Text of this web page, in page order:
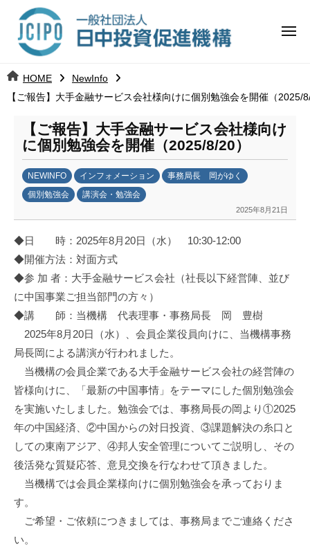
ツ 日
中
投
資
促
進
機
構
j
c
メ
HOME
NewInfo
【ご報告】大手金融サービス会社様向けに個別勉強会を開催（2025/
【ご報告】大手金融サービス会社様向け
に個別勉強会を開催（2025/8/20）
NEWINFO インフォメーション
事務局長 岡がゆく
個別勉強会
講演会・勉強会
2025年8月21日
日
中
投
資
促
進
構
(
j
c
i
p
o
)
◆日 時：2025年8月20日（水） 10:30-12:00
◆開催方法：対面方式
◆参 加 者：大手金融サービス会社（社長以下経営陣、並び
に中国事業ご担当部門の方々）
◆講 師：当機構 代表理事・事務局長 岡 豊樹
2025年8月20日（水）、会員企業役員向けに、当機構事務
局長岡による講演が行われました。
当機構の会員企業である大手金融サービス会社の経営陣の
皆様向けに、「最新の中国事情」をテーマにした個別勉強会
を実施いたしました。勉強会では、事務局長の岡より①2025
年の中国経済、②中国からの対日投資、③課題解決の糸口と
しての東南アジア、④邦人安全管理についてご説明し、その
後活発な質疑応答、意見交換を行なわせて頂きました。
当機構では会員企業様向けに個別勉強会を承っておりま
す。
ご希望・ご依頼につきましては、事務局までご連絡くださ
い。
日
中
資
進
機
構